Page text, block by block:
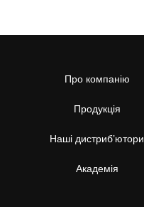
Про компанію
Продукція
Наші дистриб’ютори
Академія